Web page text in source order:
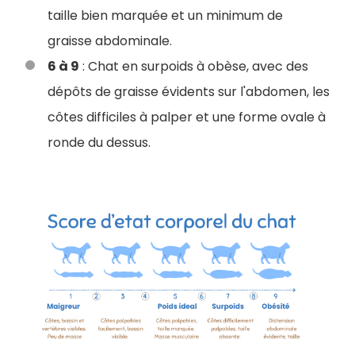
taille bien marquée et un minimum de
graisse abdominale.
6 à 9 : Chat en surpoids à obèse, avec des
dépôts de graisse évidents sur l'abdomen, les
côtes difficiles à palper et une forme ovale à
ronde du dessus.